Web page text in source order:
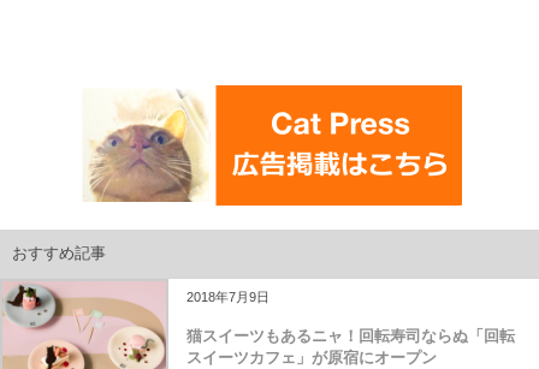
おすすめ記事
2018年7月9日
猫スイーツもあるニャ！回転寿司ならぬ「回転
スイーツカフェ」が原宿にオープン